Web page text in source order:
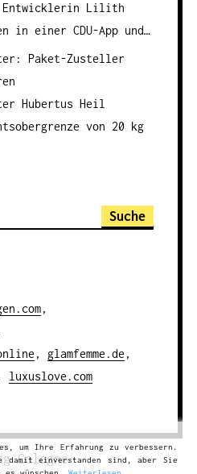
Lilith
in einer CDU-App und…
Paket-Zusteller
Hubertus Heil
von 20 kg
,
, glamfemme.de ,
luxuslove.com
Cologne
um Ihre Erfahrung zu verbessern.
damit einverstanden sind, aber Sie